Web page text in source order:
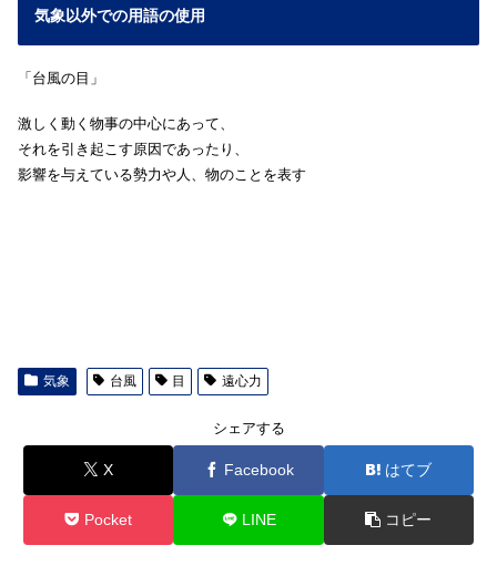
気象以外での用語の使用
「台風の目」
激しく動く物事の中心にあって、
それを引き起こす原因であったり、
影響を与えている勢力や人、物のことを表す
気象 台風 目 遠心力
シェアする
X Facebook はてブ
Pocket LINE コピー